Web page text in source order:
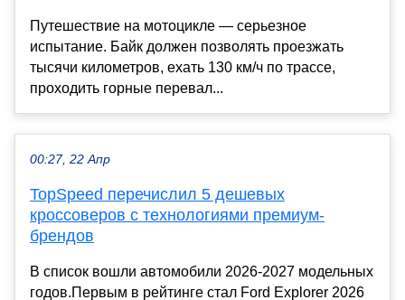
Путешествие на мотоцикле — серьезное
испытание. Байк должен позволять проезжать
тысячи километров, ехать 130 км/ч по трассе,
проходить горные перевал...
00:27, 22 Апр
TopSpeed перечислил 5 дешевых
кроссоверов с технологиями премиум-
брендов
В список вошли автомобили 2026-2027 модельных
годов.Первым в рейтинге стал Ford Explorer 2026